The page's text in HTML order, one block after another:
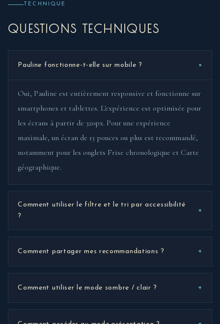
TECHNIQUE
QUESTIONS TECHNIQUES
Pauline fonctionne-t-elle sur mobile ? +
Oui, Pauline est entièrement responsive et fonctionne sur
smartphones et tablettes. L'expérience est optimisée pour
les écrans à partir de 320px. Pour une expérience
maximale, un écran de 13 pouces ou plus est recommandé,
notamment pour les onglets Frise chronologique et Carte
géographique.
Comment utiliser le filtre et le tri par accessibilité
?
+
Comment partager mes recommandations ? +
Comment utiliser le mode sombre / clair ? +